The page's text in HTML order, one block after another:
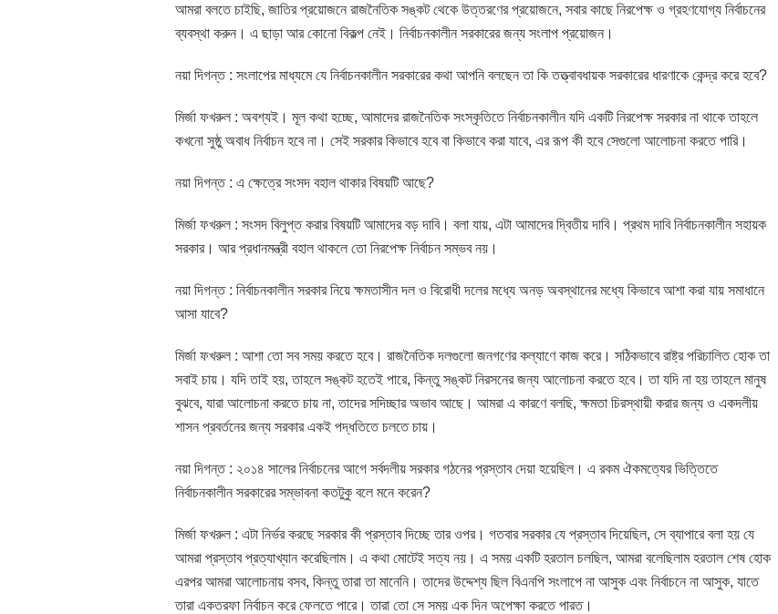
আমরা বলতে চাইছি, জাতির প্রয়োজনে রাজনৈতিক সঙ্কট থেকে উত্তরণের প্রয়োজনে, সবার কাছে নিরপেক্ষ ও গ্রহণযোগ্য নির্বাচনের
ব্যবস্থা করুন। এ ছাড়া আর কোনো বিকল্প নেই। নির্বাচনকালীন সরকারের জন্য সংলাপ প্রয়োজন।
নয়া দিগন্ত : সংলাপের মাধ্যমে যে নির্বাচনকালীন সরকারের কথা আপনি বলছেন তা কি তত্ত্বাবধায়ক সরকারের ধারণাকে কেন্দ্র করে হবে?
মির্জা ফখরুল : অবশ্যই। মূল কথা হচ্ছে, আমাদের রাজনৈতিক সংস্কৃতিতে নির্বাচনকালীন যদি একটি নিরপেক্ষ সরকার না থাকে তাহলে
কখনো সুষ্ঠু অবাধ নির্বাচন হবে না। সেই সরকার কিভাবে হবে বা কিভাবে করা যাবে, এর রূপ কী হবে সেগুলো আলোচনা করতে পারি।
নয়া দিগন্ত : এ ক্ষেত্রে সংসদ বহাল থাকার বিষয়টি আছে?
মির্জা ফখরুল : সংসদ বিলুপ্ত করার বিষয়টি আমাদের বড় দাবি। বলা যায়, এটা আমাদের দ্বিতীয় দাবি। প্রথম দাবি নির্বাচনকালীন সহায়ক
সরকার। আর প্রধানমন্ত্রী বহাল থাকলে তো নিরপেক্ষ নির্বাচন সম্ভব নয়।
নয়া দিগন্ত : নির্বাচনকালীন সরকার নিয়ে ক্ষমতাসীন দল ও বিরোধী দলের মধ্যে অনড় অবস্থানের মধ্যে কিভাবে আশা করা যায় সমাধানে
আসা যাবে?
মির্জা ফখরুল : আশা তো সব সময় করতে হবে। রাজনৈতিক দলগুলো জনগণের কল্যাণে কাজ করে। সঠিকভাবে রাষ্ট্র পরিচালিত হোক তা
সবাই চায়। যদি তাই হয়, তাহলে সঙ্কট হতেই পারে, কিন্তু সঙ্কট নিরসনের জন্য আলোচনা করতে হবে। তা যদি না হয় তাহলে মানুষ
বুঝবে, যারা আলোচনা করতে চায় না, তাদের সদিচ্ছার অভাব আছে। আমরা এ কারণে বলছি, ক্ষমতা চিরস্থায়ী করার জন্য ও একদলীয়
শাসন প্রবর্তনের জন্য সরকার একই পদ্ধতিতে চলতে চায়।
নয়া দিগন্ত : ২০১৪ সালের নির্বাচনের আগে সর্বদলীয় সরকার গঠনের প্রস্তাব দেয়া হয়েছিল। এ রকম ঐকমত্যের ভিত্তিতে
নির্বাচনকালীন সরকারের সম্ভাবনা কতটুকু বলে মনে করেন?
মির্জা ফখরুল : এটা নির্ভর করছে সরকার কী প্রস্তাব দিচ্ছে তার ওপর। গতবার সরকার যে প্রস্তাব দিয়েছিল, সে ব্যাপারে বলা হয় যে
আমরা প্রস্তাব প্রত্যাখ্যান করেছিলাম। এ কথা মোটেই সত্য নয়। এ সময় একটি হরতাল চলছিল, আমরা বলেছিলাম হরতাল শেষ হোক
এরপর আমরা আলোচনায় বসব, কিন্তু তারা তা মানেনি। তাদের উদ্দেশ্য ছিল বিএনপি সংলাপে না আসুক এবং নির্বাচনে না আসুক, যাতে
তারা একতরফা নির্বাচন করে ফেলতে পারে। তারা তো সে সময় এক দিন অপেক্ষা করতে পারত।